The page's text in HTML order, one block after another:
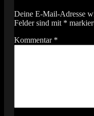
Deine E-Mail-Adresse
Felder sind mit *
Kommentar *